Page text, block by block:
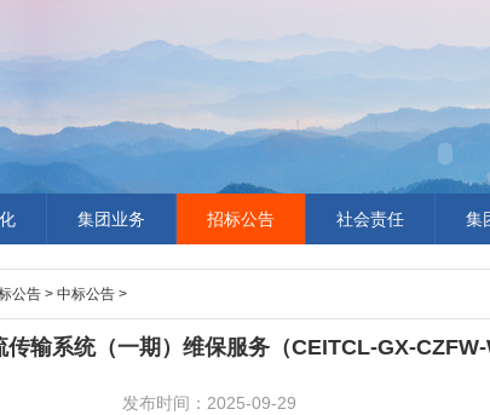
集团业务 招标公告 社会责任 集
公告 > 中标公告 >
传输系统（一期）维保服务（CEITCL-GX-
发布时间：2025-09-29